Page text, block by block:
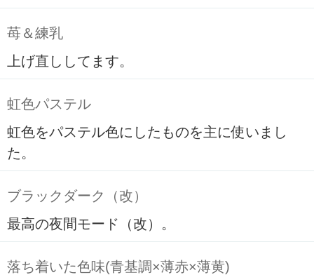
苺＆練乳
上げ直ししてます。
虹色パステル
虹色をパステル色にしたものを主に使いまし
た。
ブラックダーク（改）
最高の夜間モード（改）。
落ち着いた色味(青基調×薄赤×薄黄)